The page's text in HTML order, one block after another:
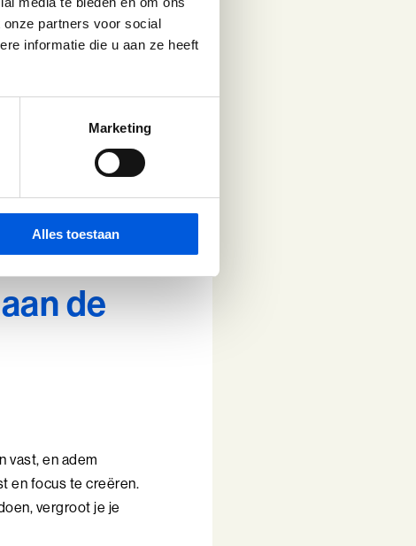
partners voor social
informatie die u aan ze heeft
Marketing
Alles toestaan
gezien, terwijl het
bij elke vaardigheid
je lichaam te
kun je de voordelen
de
vast, en adem
en focus te creëren.
vergroot je je